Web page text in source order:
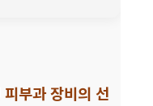
부과 장비의 선